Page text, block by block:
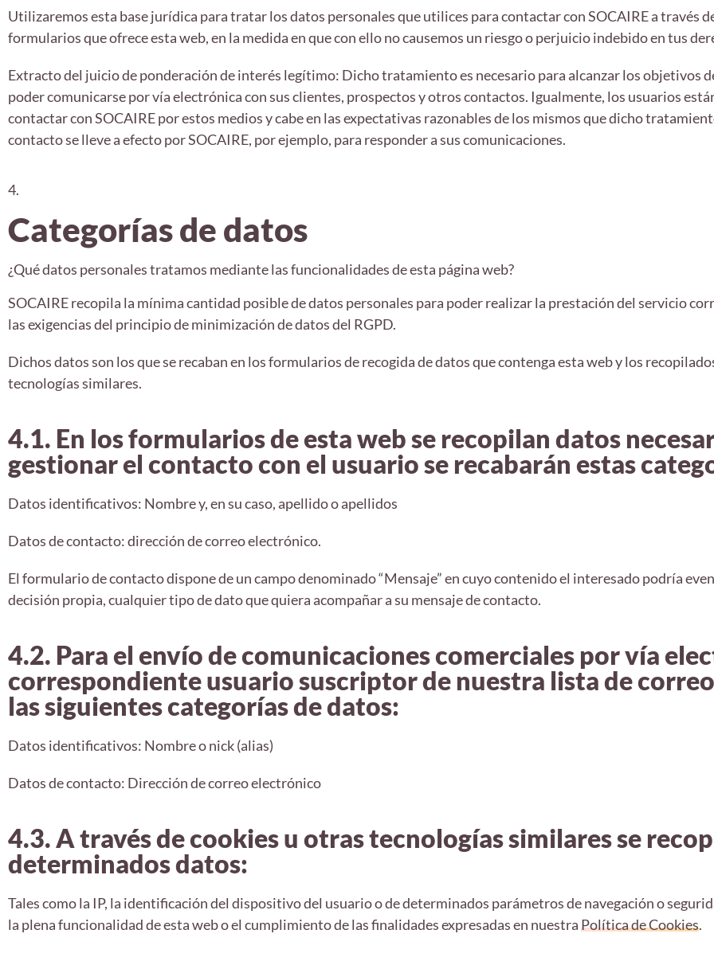
Utilizaremos esta base jurídica para tratar los datos personales que utilices para contactar con SOCAIRE a través
formularios que ofrece esta web, en la medida en que con ello no causemos un riesgo o perjuicio indebido en tus
Extracto del juicio de ponderación de interés legítimo: Dicho tratamiento es necesario para alcanzar los objetivos
poder comunicarse por vía electrónica con sus clientes, prospectos y otros contactos. Igualmente, los usuarios
contactar con SOCAIRE por estos medios y cabe en las expectativas razonables de los mismos que dicho
contacto se lleve a efecto por SOCAIRE, por ejemplo, para responder a sus comunicaciones.
4.
Categorías de datos
¿Qué datos personales tratamos mediante las funcionalidades de esta página web?
SOCAIRE recopila la mínima cantidad posible de datos personales para poder realizar la prestación del servicio
las exigencias del principio de minimización de datos del RGPD.
Dichos datos son los que se recaban en los formularios de recogida de datos que contenga esta web y los
tecnologías similares.
4.1. En los formularios de esta web se recopilan datos
gestionar el contacto con el usuario se recabarán estas
Datos identificativos: Nombre y, en su caso, apellido o apellidos
Datos de contacto: dirección de correo electrónico.
El formulario de contacto dispone de un campo denominado “Mensaje” en cuyo contenido el interesado podría
decisión propia, cualquier tipo de dato que quiera acompañar a su mensaje de contacto.
4.2. Para el envío de comunicaciones comerciales por vía
correspondiente usuario suscriptor de nuestra lista de
las siguientes categorías de datos:
Datos identificativos: Nombre o nick (alias)
Datos de contacto: Dirección de correo electrónico
4.3. A través de cookies u otras tecnologías similares se
determinados datos:
Tales como la IP, la identificación del dispositivo del usuario o de determinados parámetros de navegación o
la plena funcionalidad de esta web o el cumplimiento de las finalidades expresadas en nuestraPolítica de Cookies.